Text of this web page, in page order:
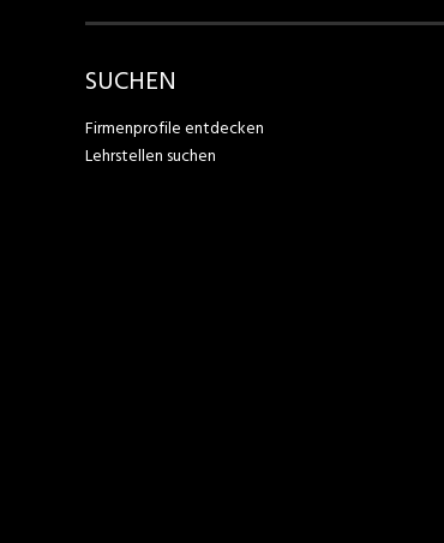
SUCHEN
Firmenprofile entdecken
Lehrstellen suchen